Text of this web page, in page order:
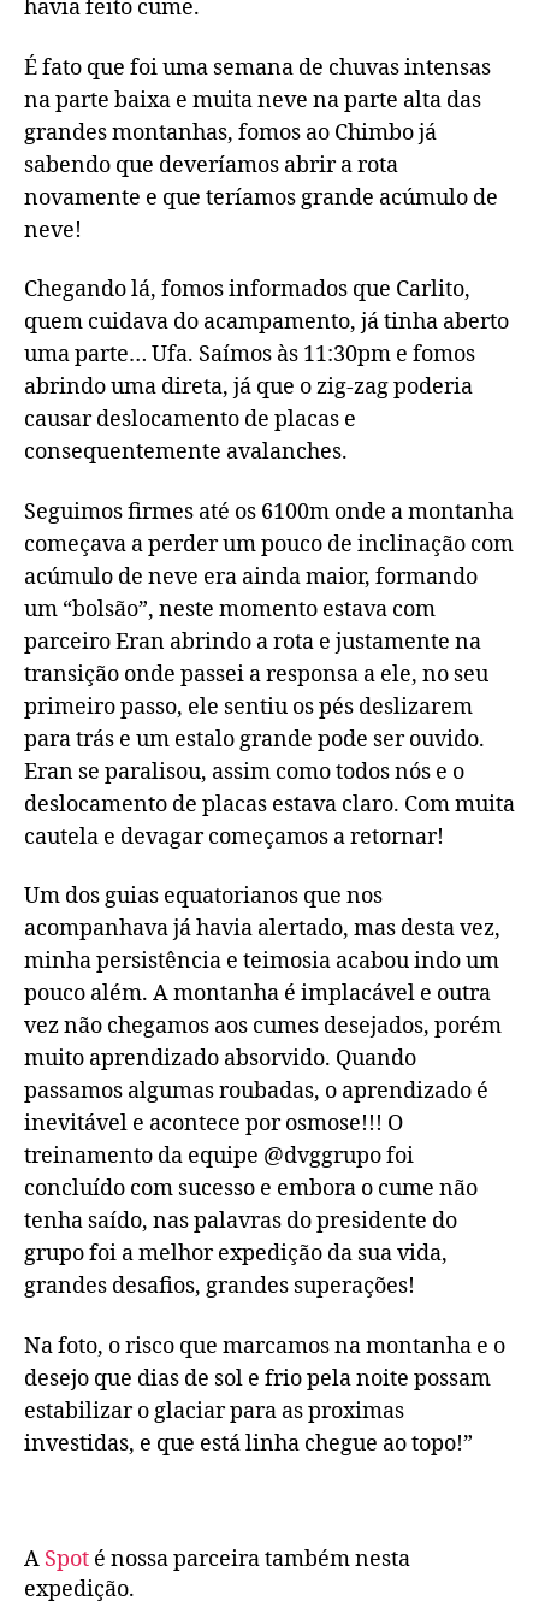
havia feito cume.
É fato que foi uma semana de chuvas intensas
na parte baixa e muita neve na parte alta das
grandes montanhas, fomos ao Chimbo já
sabendo que deveríamos abrir a rota
novamente e que teríamos grande acúmulo de
neve!
Chegando lá, fomos informados que Carlito,
quem cuidava do acampamento, já tinha aberto
uma parte… Ufa. Saímos às 11:30pm e fomos
abrindo uma direta, já que o zig-zag poderia
causar deslocamento de placas e
consequentemente avalanches.
Seguimos firmes até os 6100m onde a montanha
começava a perder um pouco de inclinação com
acúmulo de neve era ainda maior, formando
um “bolsão”, neste momento estava com
parceiro Eran abrindo a rota e justamente na
transição onde passei a responsa a ele, no seu
primeiro passo, ele sentiu os pés deslizarem
para trás e um estalo grande pode ser ouvido.
Eran se paralisou, assim como todos nós e o
deslocamento de placas estava claro. Com muita
cautela e devagar começamos a retornar!
Um dos guias equatorianos que nos
acompanhava já havia alertado, mas desta vez,
minha persistência e teimosia acabou indo um
pouco além. A montanha é implacável e outra
vez não chegamos aos cumes desejados, porém
muito aprendizado absorvido. Quando
passamos algumas roubadas, o aprendizado é
inevitável e acontece por osmose!!! O
treinamento da equipe @dvggrupo foi
concluído com sucesso e embora o cume não
tenha saído, nas palavras do presidente do
grupo foi a melhor expedição da sua vida,
grandes desafios, grandes superações!
Na foto, o risco que marcamos na montanha e o
desejo que dias de sol e frio pela noite possam
estabilizar o glaciar para as proximas
investidas, e que está linha chegue ao topo!”
A Spot é nossa parceira também nesta
expedição.